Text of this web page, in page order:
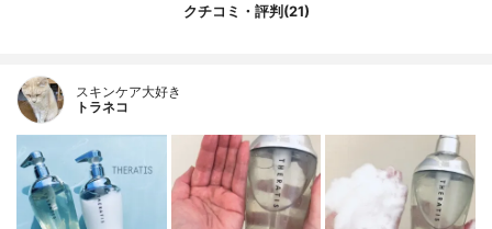
シアノコバラミン、シア脂グリセレス-8エ
EA、ジエチルアミノヒドロキシベンゾイル
安息香酸ヘキシル、アスパラギン酸、キサ
ンタンガム、フロリン、乳酸Na、PCA-N
a、塩化Na、PPG-7、ポリクオタニウム-1
0、ミリスチルベタイン、EDTA-2Na、コカ
クチコミ・評判(21)
スキンケア大好き
トラネコ